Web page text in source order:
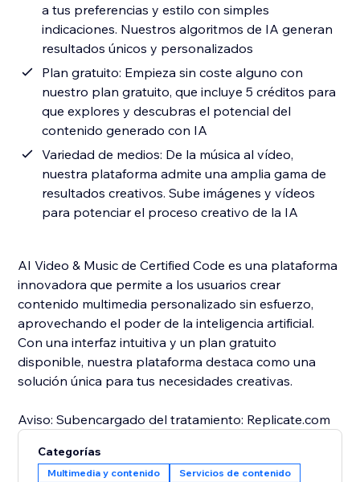
a tus preferencias y estilo con simples
indicaciones. Nuestros algoritmos de IA generan
resultados únicos y personalizados
Plan gratuito: Empieza sin coste alguno con
nuestro plan gratuito, que incluye 5 créditos para
que explores y descubras el potencial del
contenido generado con IA
Variedad de medios: De la música al vídeo,
nuestra plataforma admite una amplia gama de
resultados creativos. Sube imágenes y vídeos
para potenciar el proceso creativo de la IA
AI Video & Music de Certified Code es una plataforma
innovadora que permite a los usuarios crear
contenido multimedia personalizado sin esfuerzo,
aprovechando el poder de la inteligencia artificial.
Con una interfaz intuitiva y un plan gratuito
disponible, nuestra plataforma destaca como una
solución única para tus necesidades creativas.
Aviso: Subencargado del tratamiento: Replicate.com
Categorías
Multimedia y contenido Servicios de contenido